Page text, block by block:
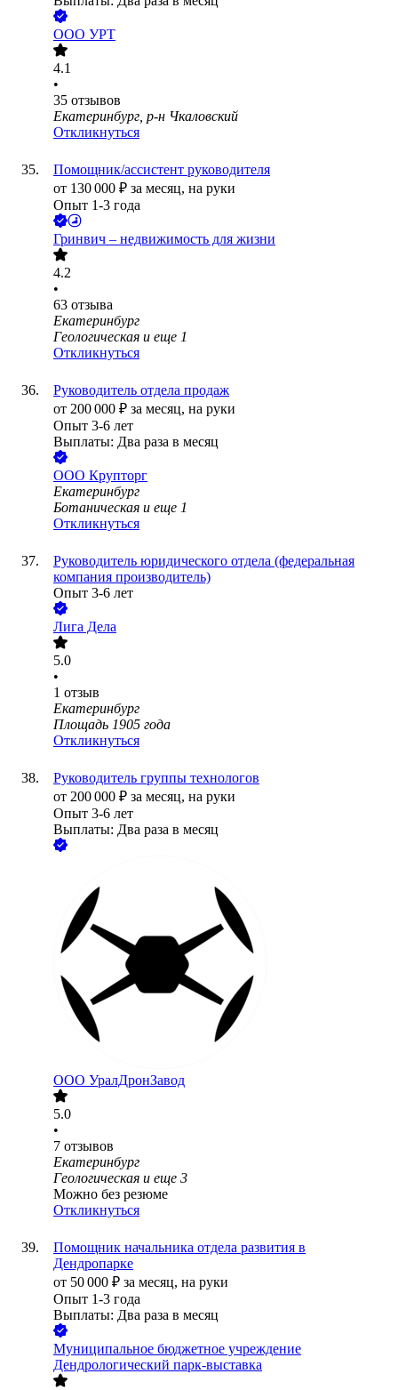
ООО УРТ
4.1
•
35 отзывов
Екатеринбург, р-н Чкаловский
Откликнуться
Помощник/ассистент руководителя
от 130 000 ₽ за месяц, на руки
Опыт 1-3 года
Гринвич – недвижимость для жизни
4.2
•
63 отзыва
Екатеринбург
Геологическая и еще 1
Откликнуться
Руководитель отдела продаж
от 200 000 ₽ за месяц, на руки
Опыт 3-6 лет
Выплаты: Два раза в месяц
ООО Крупторг
Екатеринбург
Ботаническая и еще 1
Откликнуться
Руководитель юридического отдела (федеральная
компания производитель)
Опыт 3-6 лет
Лига Дела
5.0
•
1 отзыв
Екатеринбург
Площадь 1905 года
Откликнуться
Руководитель группы технологов
от 200 000 ₽ за месяц, на руки
Опыт 3-6 лет
Выплаты: Два раза в месяц
ООО УралДронЗавод
5.0
•
7 отзывов
Екатеринбург
Геологическая и еще 3
Можно без резюме
Откликнуться
Помощник начальника отдела развития в
Дендропарке
от 50 000 ₽ за месяц, на руки
Опыт 1-3 года
Выплаты: Два раза в месяц
Муниципальное бюджетное учреждение
Дендрологический парк-выставка